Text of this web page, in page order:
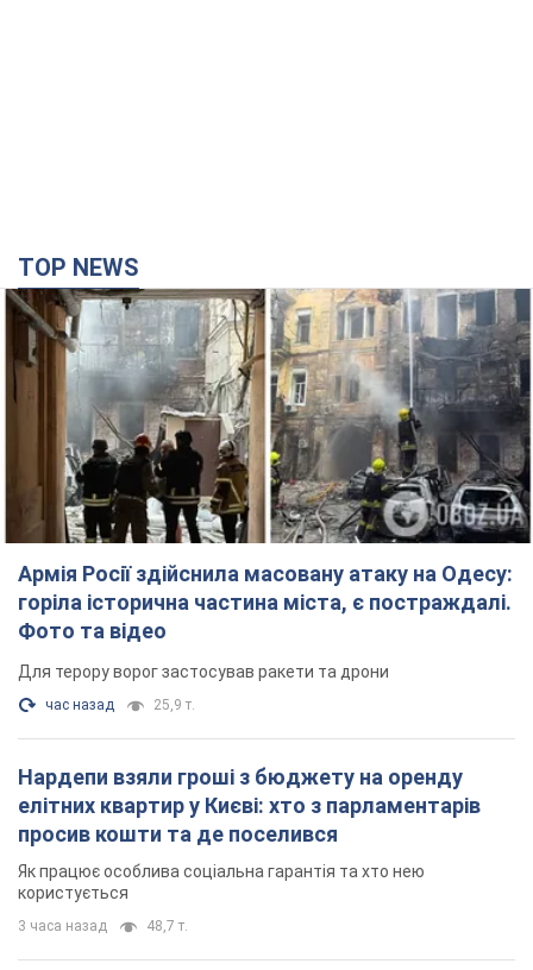
TOP NEWS
Армія Росії здійснила масовану атаку на Одесу:
горіла історична частина міста, є постраждалі.
Фото та відео
Для терору ворог застосував ракети та дрони
час назад 25,9 т.
Нардепи взяли гроші з бюджету на оренду
елітних квартир у Києві: хто з парламентарів
просив кошти та де поселився
Як працює особлива соціальна гарантія та хто нею
користується
3 часа назад 48,7 т.